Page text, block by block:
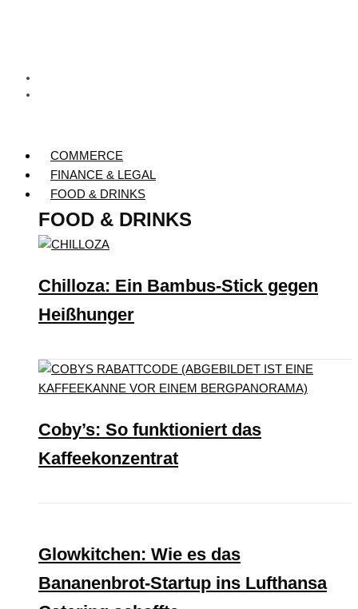
COMMERCE
FINANCE & LEGAL
FOOD & DRINKS
FOOD & DRINKS
Chilloza: Ein Bambus-Stick gegen
Heißhunger
Coby’s: So funktioniert das
Kaffeekonzentrat
Glowkitchen: Wie es das
Bananenbrot-Startup ins Lufthansa